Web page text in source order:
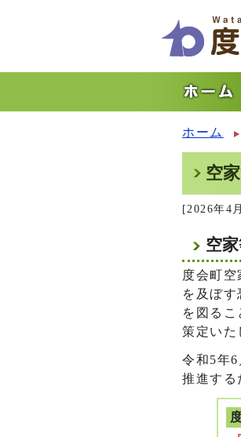
ホーム
空
[2026年4
空
度会町
を及ぼ
を図る
策定いた
令和5年
推進する